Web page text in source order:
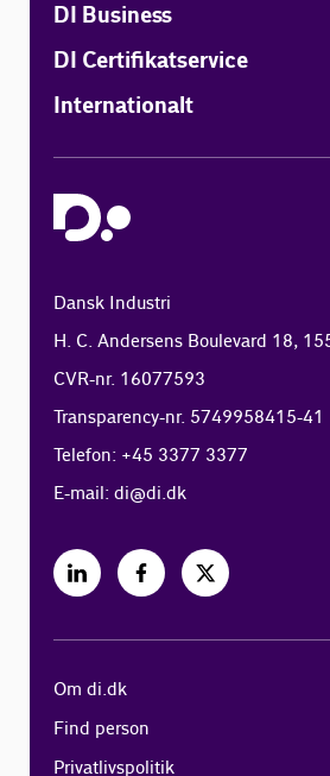
DI Business
DI Certifikatservice
Internationalt
Dansk Industri
H. C. Andersens Boulevard 18,
CVR-nr. 16077593
Transparency-nr. 5749958415-41
Telefon: +45 3377 3377
E-mail:di@di.dk
Om di.dk
Find person
Privatlivspolitik